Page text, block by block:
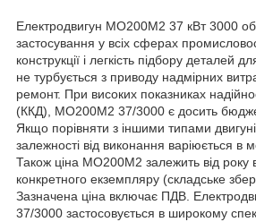
Електродвигун МО200М2 37 кВт 3000
застосування у всіх сферах
конструкції і легкість підбору деталей
не турбується з приводу надмірних
ремонт. При високих показниках
(ККД), МО200М2 37/3000 є досить
Якщо порівняти з іншими типами
залежності від виконання варіюється в
Також ціна МО200М2 залежить від року
конкретного екземпляру (складське
Зазначена ціна включає ПДВ.
37/3000 застосовується в широкому